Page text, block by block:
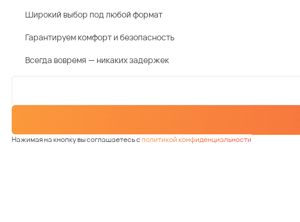
Широкий выбор под любой формат
Гарантируем комфорт и безопасность
Всегда вовремя — никаких задержек
Нажимая на кнопку вы соглашаетесь сполитикой конфиденциальности